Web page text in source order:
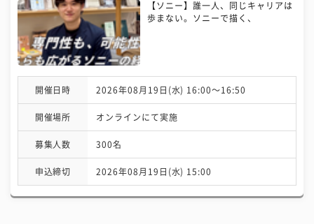
【ソニー】誰一人、同じキャリアは
歩まない。ソニーで描く、
開催日時 2026年08月19日(水) 16:00〜16:50
開催場所 オンラインにて実施
募集人数 300名
申込締切 2026年08月19日(水) 15:00